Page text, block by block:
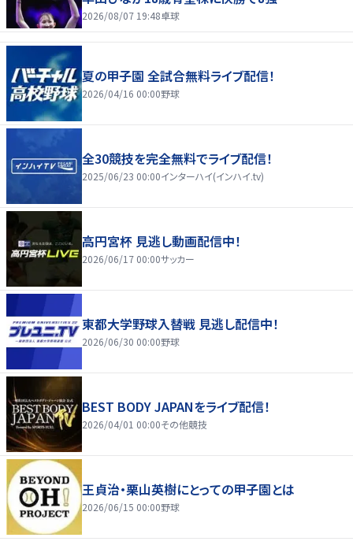
2026/08/07 19:48卓球
夏の甲子園 全試合無料ライブ配信！
2026/04/16 00:00野球
全30競技を完全無料でライブ配信！
2025/06/23 00:00インターハイ(インハイ.tv)
高円宮杯 見逃し動画配信中！
2026/06/17 00:00サッカー
東都大学野球入替戦 見逃し配信中！
2026/06/30 00:00野球
BEST BODY JAPANをライブ配信！
2026/04/01 00:00その他競技
王貞治・栗山英樹にとっての甲子園とは
2026/06/15 00:00野球